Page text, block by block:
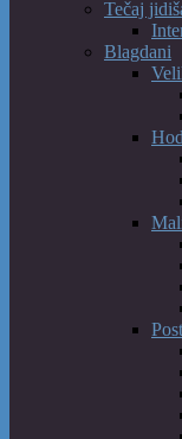
Tečaj
Blagdani